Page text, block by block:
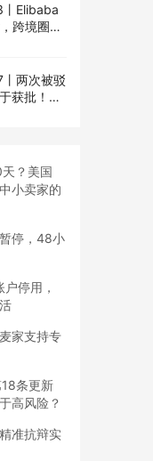
Elibaba
跨境圈内
两次被驳
获批！几
？美国
小卖家的
停，48小
停用，
家支持专
条更新
高风险？
准抗辩实